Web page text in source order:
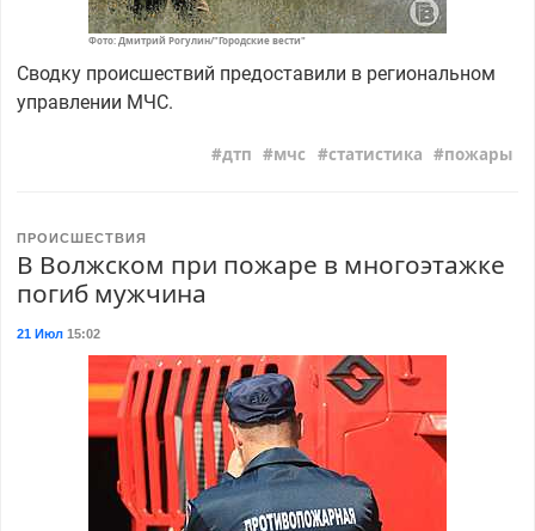
Фото: Дмитрий Рогулин/"Городские вести"
Сводку происшествий предоставили в региональном
управлении МЧС.
дтп мчс статистика пожары
ПРОИСШЕСТВИЯ
В Волжском при пожаре в многоэтажке
погиб мужчина
21 Июл15:02